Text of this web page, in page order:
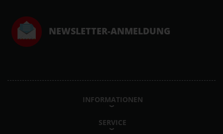
NEWSLETTER-ANMELDUNG
INFORMATIONEN
SERVICE